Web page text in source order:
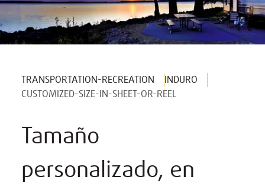
TRANSPORTATION-RECREATION
INDURO
CUSTOMIZED-SIZE-IN-SHEET-OR-REEL
Tamaño
personalizado, en